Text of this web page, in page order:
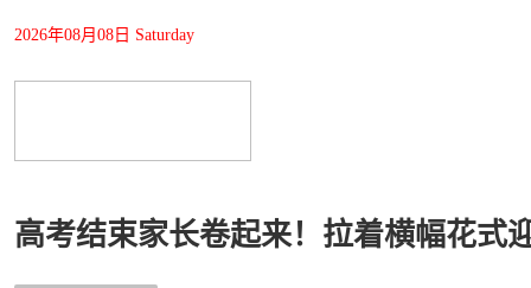
2026年08月08日 Saturday
高考结束家长卷起来！拉着横幅花式